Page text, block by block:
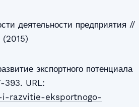
деятельности предприятия //
экспортного потенциала
393. URL:
razvitie-eksportnogo-